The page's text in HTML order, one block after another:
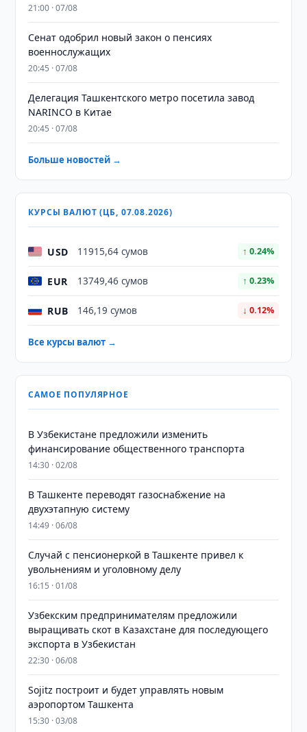
21:00 · 07/08
Сенат одобрил новый закон о пенсиях
военнослужащих
20:45 · 07/08
Делегация Ташкентского метро посетила завод
NARINCO в Китае
20:45 · 07/08
Больше новостей →
КУРСЫ ВАЛЮТ (ЦБ, 07.08.2026)
USD 11915,64 сумов ↑ 0.24%
EUR 13749,46 сумов ↑ 0.23%
RUB 146,19 сумов ↓ 0.12%
Все курсы валют →
САМОЕ ПОПУЛЯРНОЕ
В Узбекистане предложили изменить
финансирование общественного транспорта
14:30 · 02/08
В Ташкенте переводят газоснабжение на
двухэтапную систему
14:49 · 06/08
Случай с пенсионеркой в Ташкенте привел к
увольнениям и уголовному делу
16:15 · 01/08
Узбекским предпринимателям предложили
выращивать скот в Казахстане для последующего
экспорта в Узбекистан
22:30 · 06/08
Sojitz построит и будет управлять новым
аэропортом Ташкента
15:30 · 03/08